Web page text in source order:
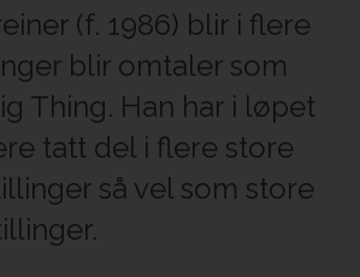
(f. 1986) blir i flere
blir omtaler som
Thing. Han har i løpet
tatt del i flere store
så vel som store